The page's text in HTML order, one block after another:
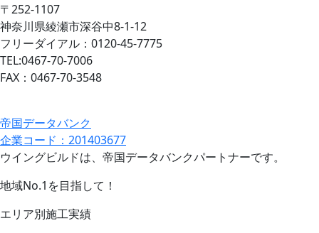
〒252-1107
神奈川県綾瀬市深谷中8-1-12
フリーダイアル：0120-45-7775
TEL:0467-70-7006
FAX：0467-70-3548
帝国データバンク
企業コード：201403677
ウイングビルドは、帝国データバンクパートナーです。
地域No.1を目指して！
エリア別施工実績